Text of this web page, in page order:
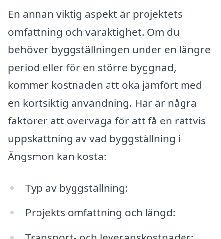
En annan viktig aspekt är projektets
omfattning och varaktighet. Om du
behöver byggställningen under en längre
period eller för en större byggnad,
kommer kostnaden att öka jämfört med
en kortsiktig användning. Här är några
faktorer att överväga för att få en rättvis
uppskattning av vad byggställning i
Ängsmon kan kosta:
Typ av byggställning:
Projekts omfattning och längd: